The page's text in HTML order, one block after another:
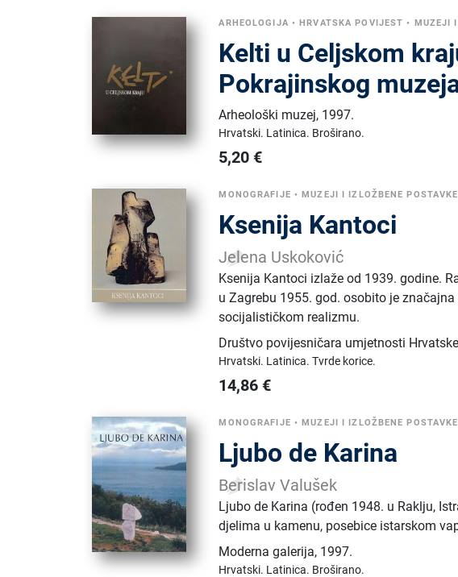
ARHEOLOGIJA •HRVATSKA POVIJEST • MUZEJI
Kelti u Celjskom
Pokrajinskog
Arheološki muzej, 1997.
Hrvatski. Latinica. Broširano.
5,20 €
MONOGRAFIJE •MUZEJI I IZLOŽBENE POSTAVKE
Ksenija Kantoci
Jelena Uskoković
Ksenija Kantoci izlaže od 1939. godine.
u Zagrebu 1955. god. osobito je
socijalističkom realizmu.
Društvo povijesničara umjetnosti Hrvatske
Hrvatski. Latinica.Tvrde korice.
14,86 €
MONOGRAFIJE •MUZEJI I IZLOŽBENE POSTAVKE
Ljubo de Karina
Berislav Valušek
Ljubo de Karina (rođen 1948. u Raklju,
djelima u kamenu, posebice istarskom
Moderna galerija, 1997.
Hrvatski. Latinica. Broširano.